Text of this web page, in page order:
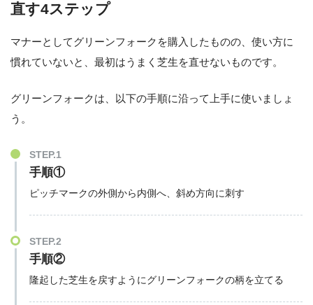
直す4ステップ
マナーとしてグリーンフォークを購入したものの、使い方に
慣れていないと、最初はうまく芝生を直せないものです。
グリーンフォークは、以下の手順に沿って上手に使いましょ
う。
STEP.1
手順①
ピッチマークの外側から内側へ、斜め方向に刺す
STEP.2
手順②
隆起した芝生を戻すようにグリーンフォークの柄を立てる